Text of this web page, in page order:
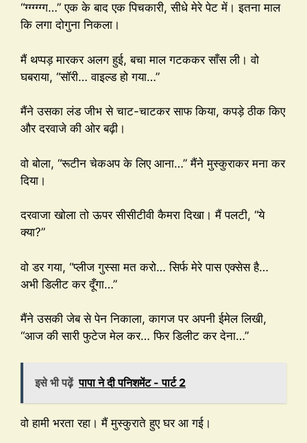
“ग्ग्ग्ग्ग्ग…” एक के बाद एक पिचकारी, सीधे मेरे पेट में। इतना माल
कि लगा दोगुना निकला।
मैं थप्पड़ मारकर अलग हुई, बचा माल गटककर साँस ली। वो
घबराया, “सॉरी… वाइल्ड हो गया…”
मैंने उसका लंड जीभ से चाट-चाटकर साफ किया, कपड़े ठीक किए
और दरवाजे की ओर बढ़ी।
वो बोला, “रूटीन चेकअप के लिए आना…” मैंने मुस्कुराकर मना कर
दिया।
दरवाजा खोला तो ऊपर सीसीटीवी कैमरा दिखा। मैं पलटी, “ये
क्या?”
वो डर गया, “प्लीज गुस्सा मत करो… सिर्फ मेरे पास एक्सेस है…
अभी डिलीट कर दूँगा…”
मैंने उसकी जेब से पेन निकाला, कागज पर अपनी ईमेल लिखी,
“आज की सारी फुटेज मेल कर… फिर डिलीट कर देना…”
इसे भी पढ़ें पापा ने दी पनिशमेंट - पार्ट 2
वो हामी भरता रहा। मैं मुस्कुराते हुए घर आ गई।